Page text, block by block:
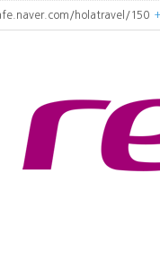
holatravel/150